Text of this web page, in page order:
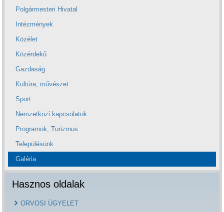
Polgármesteri Hivatal
Intézmények
Közélet
Közérdekű
Gazdaság
Kultúra, művészet
Sport
Nemzetközi kapcsolatok
Programok, Turizmus
Településünk
Galéria
Hasznos oldalak
ORVOSI ÜGYELET